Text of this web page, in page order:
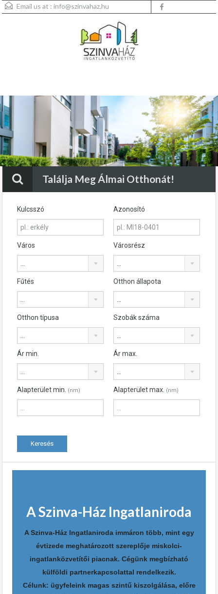
Email us at : info@szinvahaz.hu
Találja Meg Álmai Otthonát!
Kulcsszó Azonosító
Város Városrész
Fűtés Otthon állapota
Otthon típusa Szobák száma
Ár min. Ár max.
Alapterület min. (nm) Alapterület max. (nm)
A Szinva-Ház Ingatlaniroda
A Szinva-Ház Ingatlaniroda immáron több, mint egy
évtizede meghatározott szereplője miskolci-
ingatlanközvetítői piacnak. Cégünk megbízható
külföldi partnerkapcsolattal rendelkezik.
Célunk: ügyfeleink magas szintű kiszolgálása, előre